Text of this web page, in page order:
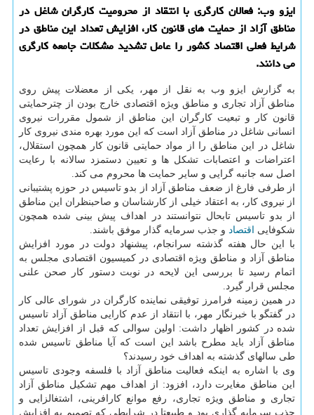
ایزو وب: فعالان كارگری با انتقاد از محرومیت كارگران شاغل در
مناطق آزاد از حمایت های قانون كار، افزایش تعداد این مناطق در
شرایط فعلی اقتصاد كشور را عامل تشدید مشكلات جامعه كارگری
می دانند.
به گزارش ایزو وب به نقل از مهر، یكی از معضلات پیش روی
مناطق آزاد تجاری و مناطق ویژه اقتصادی خارج بودن از چترحمایتی
قانون كار و تبعیت كارگران این مناطق از شمول مقررات نیروی
انسانی شاغل در مناطق آزاد است كه این مورد بهره مندی نیروی كار
شاغل در این مناطق را از مواد حمایتی قانون كار همچون استقلال،
اعتراضات و اعتصابات تشكل ها و تعیین دستمزد سالانه با رعایت
اصل سه جانبه گرایی و سایر حمایت ها محروم می كند.
از طرفی فارغ از ضعف مناطق آزاد از بدو تاسیس در حوزه پشتیبانی
از نیروی كار، به اعتقاد خیلی از كارشناسان و صاحبنظران این مناطق
از بدو تاسیس تابحال نتوانستند در اهداف پیش بینی شده همچون
شكوفایی
اقتصاد و جذب سرمایه گذار موفق باشند.
با این حال هفته گذشته سرانجام، پیشنهاد دولت در مورد افزایش
مناطق آزاد و مناطق ویژه اقتصادی در كمیسیون اقتصادی مجلس به
اتمام رسید تا بررسی این لایحه در نوبت دستور كار صحن علنی
مجلس قرار گیرد.
در همین زمینه فرامرز توفیقی نماینده كارگران در شورای عالی كار
در گفتگو با خبرنگار مهر، با انتقاد از عدم كارایی مناطق آزاد تاسیس
شده در كشور اظهار داشت: اولین سوالی كه قبل از افزایش تعداد
مناطق آزاد باید مطرح باشد این است كه آیا مناطق تاسیس شده
طی سالهای گذشته به اهداف خود رسیدند؟
وی با اشاره به اینكه فعالیت مناطق آزاد با فلسفه وجودی تاسیس
این مناطق مغایرت دارد، افزود: از اهداف مهم تشكیل مناطق آزاد
تجاری و مناطق ویژه تجاری، رفع موانع كارافرینی، اشتغالزایی و
جذب سرمایه گذاری بود و طبیعتا در شرایطی كه تصمیم به افزایش